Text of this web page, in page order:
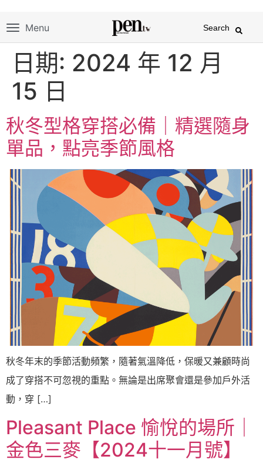
Menu Search
日期: 2024 年 12 月
15 日
秋冬型格穿搭必備｜精選隨身
單品，點亮季節風格
秋冬年末的季節活動頻繁，隨著氣溫降低，保暖又兼顧時尚
成了穿搭不可忽視的重點。無論是出席聚會還是參加戶外活
動，穿 […]
Pleasant Place 愉悅的場所｜
金色三麥【2024十一月號】